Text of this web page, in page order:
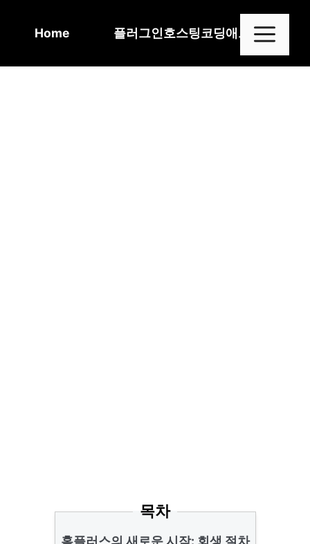
Home 플러그인호스팅코딩애드센스
목차
홈플러스의 새로운 시작: 회생 절차